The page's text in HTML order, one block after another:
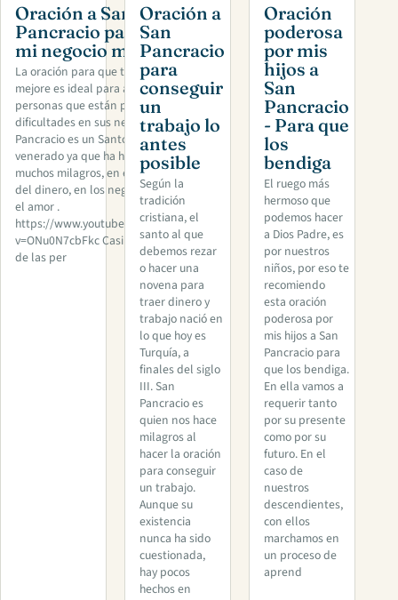
Oración a San
Pancracio para que
mi negocio mejore
La oración para que tu negocio
mejore es ideal para aquellas
personas que están presentando
dificultades en sus negocios. San
Pancracio es un Santo muy
venerado ya que ha hecho
muchos milagros, en el ámbito
del dinero, en los negocios o en
el amor .
https://www.youtube.com/watch?
v=ONu0N7cbFkc Casi la mayoría
de las per
Oración a
San
Pancracio
para
conseguir
un
trabajo lo
antes
posible
Según la
tradición
cristiana, el
santo al que
debemos rezar
o hacer una
novena para
traer dinero y
trabajo nació en
lo que hoy es
Turquía, a
finales del siglo
III. San
Pancracio es
quien nos hace
milagros al
hacer la oración
para conseguir
un trabajo.
Aunque su
existencia
nunca ha sido
cuestionada,
hay pocos
hechos en
Oración
poderosa
por mis
hijos a
San
Pancracio
- Para que
los
bendiga
El ruego más
hermoso que
podemos hacer
a Dios Padre, es
por nuestros
niños, por eso te
recomiendo
esta oración
poderosa por
mis hijos a San
Pancracio para
que los bendiga.
En ella vamos a
requerir tanto
por su presente
como por su
futuro. En el
caso de
nuestros
descendientes,
con ellos
marchamos en
un proceso de
aprend